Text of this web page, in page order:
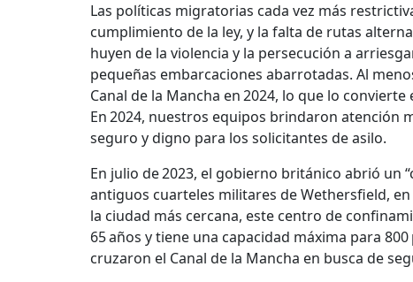
Las políticas migratorias cada vez más
cumplimiento de la ley, y la falta de rutas
huyen de la violencia y la persecución a
pequeñas embarcaciones abarrotadas. Al
Canal de la Mancha en 2024, lo que lo
En 2024, nuestros equipos brindaron atención
seguro y digno para los solicitantes de asilo.
En julio de 2023, el gobierno británico abrió un
antiguos cuarteles militares de Wethersfield,
la ciudad más cercana, este centro de
65 años y tiene una capacidad máxima para
cruzaron el Canal de la Mancha en busca de